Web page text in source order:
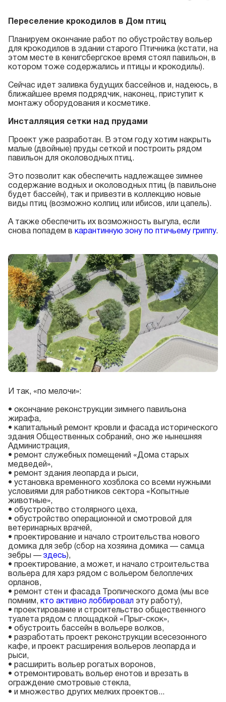
Переселение крокодилов в Дом птиц
Планируем окончание работ по обустройству вольер
для крокодилов в здании старого Птичника (кстати, на
этом месте в кенигсбергское время стоял павильон, в
котором тоже содержались и птицы и крокодилы).
Сейчас идет заливка будущих бассейнов и, надеюсь, в
ближайшее время подрядчик, наконец, приступит к
монтажу оборудования и косметике.
Инсталляция сетки над прудами
Проект уже разработан. В этом году хотим накрыть
малые (двойные) пруды сеткой и построить рядом
павильон для околоводных птиц.
Это позволит как обеспечить надлежащее зимнее
содержание водных и околоводных птиц (в павильоне
будет бассейн), так и привезти в коллекцию новые
виды птиц (возможно колпиц или ибисов, или цапель).
А также обеспечить их возможность выгула, если
снова попадем в карантинную зону по птичьему гриппу.
И так, «по мелочи»:
• окончание реконструкции зимнего павильона
жирафа,
• капитальный ремонт кровли и фасада исторического
здания Общественных собраний, оно же нынешняя
Администрация,
• ремонт служебных помещений «Дома старых
медведей»,
• ремонт здания леопарда и рыси,
• установка временного хозблока со всеми нужными
условиями для работников сектора «Копытные
животные»,
• обустройство столярного цеха,
• обустройство операционной и смотровой для
ветеринарных врачей,
• проектирование и начало строительства нового
домика для зебр (сбор на хозяина домика — самца
зебры — здесь),
• проектирование, а может, и начало строительства
вольера для харз рядом с вольером белоплечих
орланов,
• ремонт стен и фасада Тропического дома (мы все
помним, кто активно лоббировал эту работу),
• проектирование и строительство общественного
туалета рядом с площадкой «Прыг-скок»,
• обустроить бассейн в вольере волков,
• разработать проект реконструкции всесезонного
кафе, и проект расширения вольеров леопарда и
рыси,
• расширить вольер рогатых воронов,
• отремонтировать вольер енотов и врезать в
ограждение смотровые стекла,
• и множество других мелких проектов...